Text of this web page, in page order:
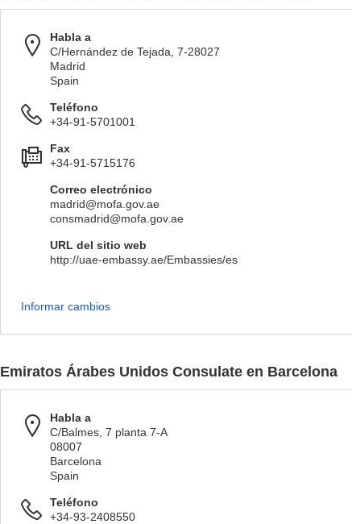
Habla a
C/Hernández de Tejada, 7-28027
Madrid
Spain
Teléfono
+34-91-5701001
Fax
+34-91-5715176
Correo electrónico
madrid@mofa.gov.ae
consmadrid@mofa.gov.ae
URL del sitio web
http://uae-embassy.ae/Embassies/es
Informar cambios
Emiratos Árabes Unidos Consulate en Barcelona
Habla a
C/Balmes, 7 planta 7-A
08007
Barcelona
Spain
Teléfono
+34-93-2408550